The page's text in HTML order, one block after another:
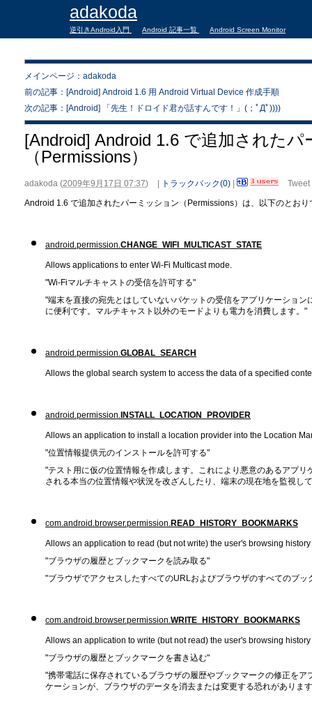
adakoda
逆引きAndroid入門 Android 記事一覧 Android Screen Monitor
メインページ：adakoda
前の記事：[Android] Android 1.6 用 Android Virtual Device 作成手順
次の記事：[Android] 「先生！ドロイド君が話すんです！」(；ﾟДﾟ))))
[Android] Android 1.6 で追加された
（Permissions）
adakoda (2009年9月17日 07:37) トラックバック(0)
Tweet
Android 1.6 で追加されたパーミッション（Permissions）は、以下のとおり
android.permission. CHANGE_WIFI_MULTICAST_STATE
Allows applications to enter Wi-Fi Multicast mode.
"Wi-Fiマルチキャストの受信を許可する"
"端末を直接の宛先とはしていないパケットの受信をアプリケーショ
に便利です。マルチキャスト以外のモードよりも電力を消費します。"
android.permission. GLOBAL_SEARCH
Allows the global search system to access the data of a specified
android.permission. INSTALL_LOCATION_PROVIDER
Allows an application to install a location provider into the Location
"位置情報提供元のインストールを許可する"
"テスト用に仮の位置情報を作成します。これにより悪意のあるアプ
される本当の位置情報や状況を改ざんしたり、端末の現在地を監視し
com.android.browser.permission. READ_HISTORY_BOOKMARKS
Allows an application to read (but not write) the user's browsing
"ブラウザの履歴とブックマークを読み取る"
"ブラウザでアクセスしたすべてのURLおよびブラウザのすべてのブ
com.android.browser.permission. WRITE_HISTORY_BOOKMARKS
Allows an application to write (but not read) the user's browsing
"ブラウザの履歴とブックマークを書き込む"
"携帯電話に保存されているブラウザの履歴やブックマークの修正を
ケーションが、ブラウザのデータを消去または変更する恐れがありま